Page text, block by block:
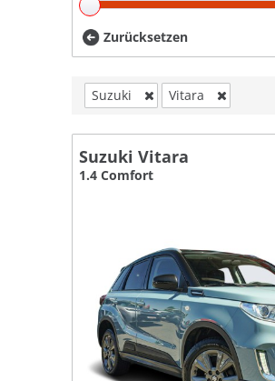
Zurücksetzen
Suzuki Vitara
Suzuki Vitara
1.4 Comfort